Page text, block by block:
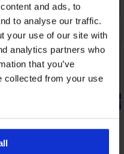
and ads, to
to analyse our traffic.
your use of our site with
analytics partners who
that you’ve
collected from your use
5
-25% ALL25